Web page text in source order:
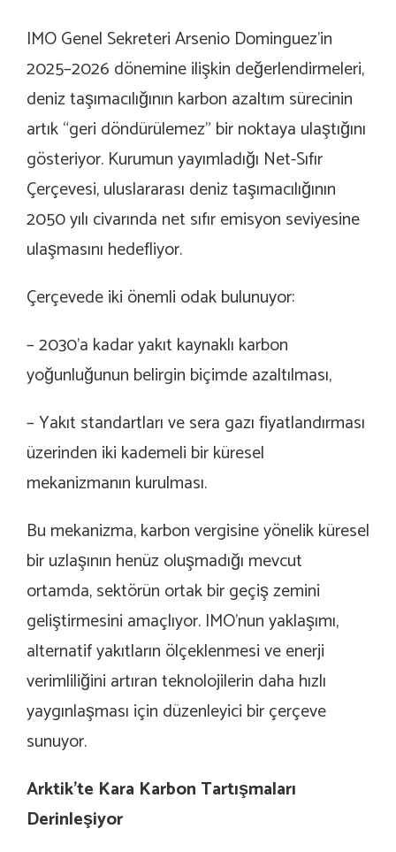
IMO Genel Sekreteri Arsenio Dominguez’in
2025–2026 dönemine ilişkin değerlendirmeleri,
deniz taşımacılığının karbon azaltım sürecinin
artık “geri döndürülemez” bir noktaya ulaştığını
gösteriyor. Kurumun yayımladığı Net-Sıfır
Çerçevesi, uluslararası deniz taşımacılığının
2050 yılı civarında net sıfır emisyon seviyesine
ulaşmasını hedefliyor.
Çerçevede iki önemli odak bulunuyor:
– 2030’a kadar yakıt kaynaklı karbon
yoğunluğunun belirgin biçimde azaltılması,
– Yakıt standartları ve sera gazı fiyatlandırması
üzerinden iki kademeli bir küresel
mekanizmanın kurulması.
Bu mekanizma, karbon vergisine yönelik küresel
bir uzlaşının henüz oluşmadığı mevcut
ortamda, sektörün ortak bir geçiş zemini
geliştirmesini amaçlıyor. IMO’nun yaklaşımı,
alternatif yakıtların ölçeklenmesi ve enerji
verimliliğini artıran teknolojilerin daha hızlı
yaygınlaşması için düzenleyici bir çerçeve
sunuyor.
Arktik’te Kara Karbon Tartışmaları
Derinleşiyor